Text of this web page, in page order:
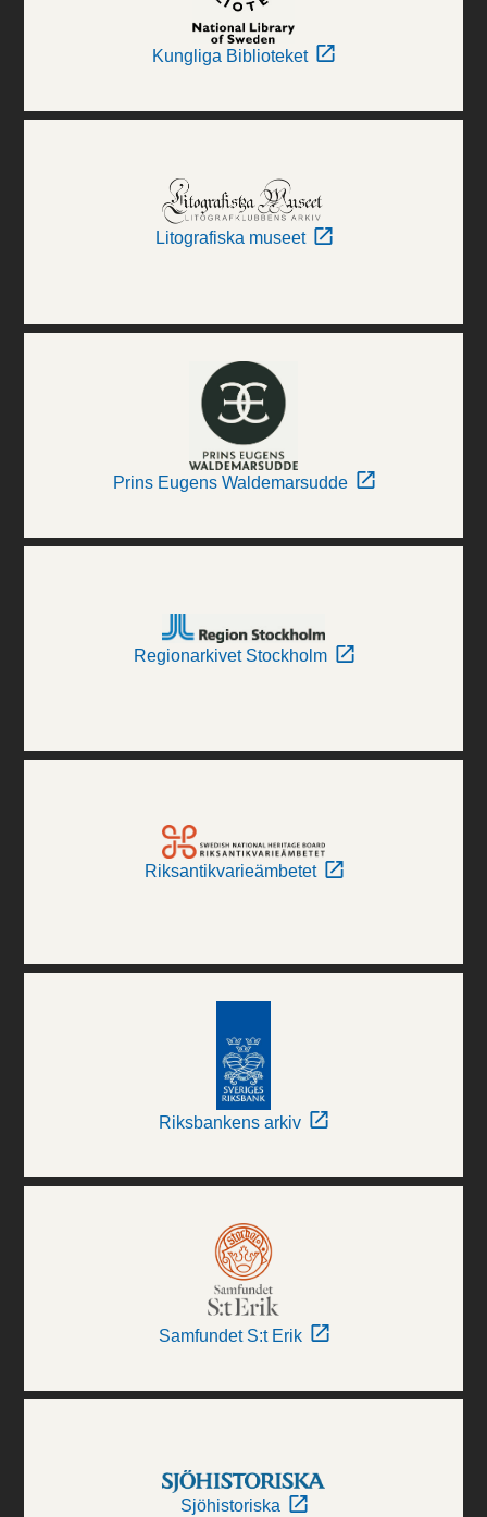
Kungliga Biblioteket
Litografiska museet
Prins Eugens Waldemarsudde
Regionarkivet Stockholm
Riksantikvarieämbetet
Riksbankens arkiv
Samfundet S:t Erik
Sjöhistoriska